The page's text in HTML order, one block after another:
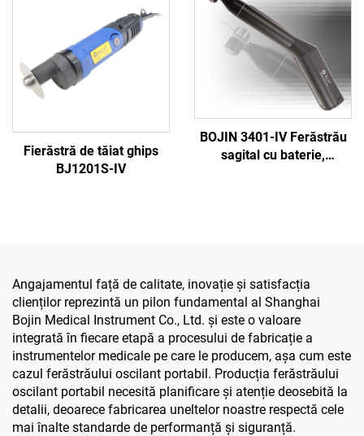
traumatisme 5000
tăiat și strâns șuruburi,
pentru chirurgie
traumatică și articulară
Fierăstră de tăiat ghips
BJ1201S-IV
BOJIN 3401-IV Ferăstrău
sagital cu baterie,
Angajamentul față de calitate, inovație și satisfacția
clienților reprezintă un pilon fundamental al Shanghai
Bojin Medical Instrument Co., Ltd. și este o valoare
integrată în fiecare etapă a procesului de fabricație a
instrumentelor medicale pe care le producem, așa cum este
cazul ferăstrăului oscilant portabil. Producția ferăstrăului
oscilant portabil necesită planificare și atenție deosebită la
detalii, deoarece fabricarea uneltelor noastre respectă cele
mai înalte standarde de performanță și siguranță.